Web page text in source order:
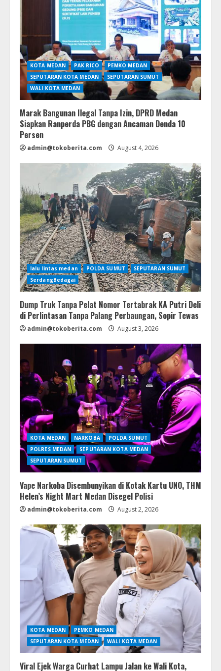
KOTA MEDAN PAK RICO
PEMKO MEDAN
SEPUTARAN KOTA MEDAN
SEPUTARAN SUMUT
WALI KOTA MEDAN
Marak Bangunan Ilegal Tanpa Izin, DPRD Medan
Siapkan Ranperda PBG dengan Ancaman Denda 10
Persen
admin@tokoberita.com August 4, 2026
lalu lintas medan POLDA SUMUT
SEPUTARAN SUMUT
SerdangBedagai
Dump Truk Tanpa Pelat Nomor Tertabrak KA Putri Deli
di Perlintasan Tanpa Palang Perbaungan, Sopir Tewas
admin@tokoberita.com August 3, 2026
KOTA MEDAN NARKOBA
POLDA SUMUT
POLRES MEDAN
SEPUTARAN KOTA MEDAN
SEPUTARAN SUMUT
Vape Narkoba Disembunyikan di Kotak Kartu UNO, THM
Helen’s Night Mart Medan Disegel Polisi
admin@tokoberita.com August 2, 2026
KOTA MEDAN
PEMKO MEDAN
SEPUTARAN KOTA MEDAN
WALI KOTA MEDAN
Viral Ejek Warga Curhat Lampu Jalan ke Wali Kota,